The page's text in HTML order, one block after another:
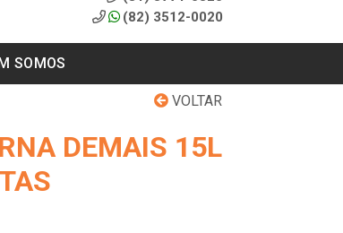
(82) 3512-0020
SOMOS
VOLTAR
DEMAIS 15L